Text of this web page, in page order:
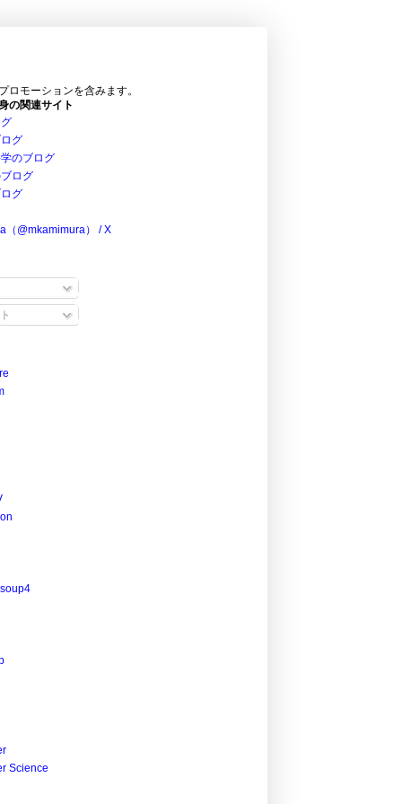
ロモーションを含みます。
の関連サイト
グ
のブログ
ログ
グ
（@mkamimura） / X
Science